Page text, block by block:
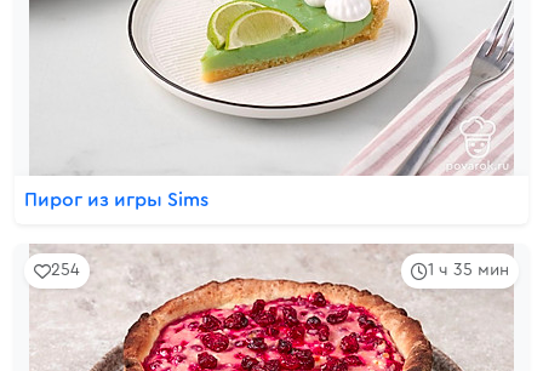
Пирог из игры Sims
1 ч 35 мин
254